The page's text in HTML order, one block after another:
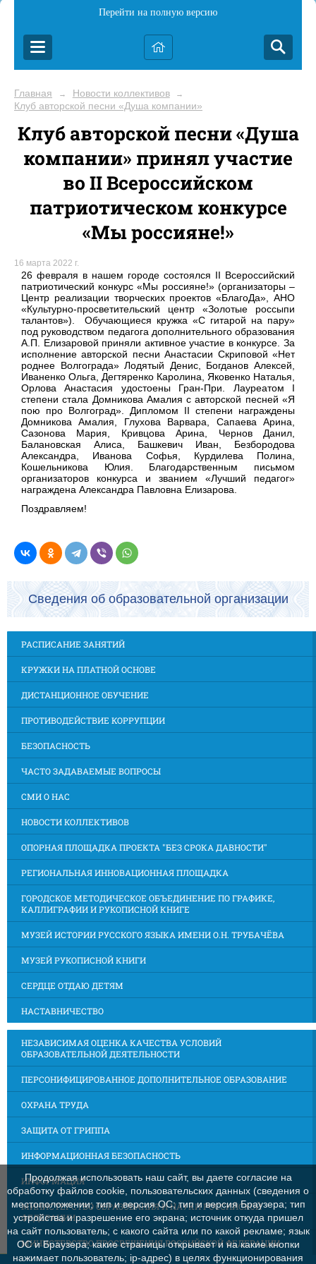
Перейти на полную версию
Главная → Новости коллективов →
Клуб авторской песни «Душа компании»
Клуб авторской песни «Душа
компании» принял участие
во II Всероссийском
патриотическом конкурсе
«Мы россияне!»
16 марта 2022 г.
26 февраля в нашем городе состоялся II Всероссийский
патриотический конкурс «Мы россияне!» (организаторы –
Центр реализации творческих проектов «БлагоДа», АНО
«Культурно-просветительский центр «Золотые россыпи
талантов»). Обучающиеся кружка «С гитарой на пару»
под руководством педагога дополнительного образования
А.П. Елизаровой приняли активное участие в конкурсе. За
исполнение авторской песни Анастасии Скриповой «Нет
роднее Волгограда» Лодятый Денис, Богданов Алексей,
Иваненко Ольга, Дегтяренко Каролина, Яковенко Наталья,
Орлова Анастасия удостоены Гран-При. Лауреатом I
степени стала Домникова Амалия с авторской песней «Я
пою про Волгоград». Дипломом II степени награждены
Домникова Амалия, Глухова Варвара, Сапаева Арина,
Сазонова Мария, Кривцова Арина, Чернов Данил,
Балановская Алиса, Башкевич Иван, Безбородова
Александра, Иванова Софья, Курдилева Полина,
Кошельникова Юлия. Благодарственным письмом
организаторов конкурса и званием «Лучший педагог»
награждена Александра Павловна Елизарова.
Поздравляем!
Сведения об образовательной организации
РАСПИСАНИЕ ЗАНЯТИЙ
КРУЖКИ НА ПЛАТНОЙ ОСНОВЕ
ДИСТАНЦИОННОЕ ОБУЧЕНИЕ
ПРОТИВОДЕЙСТВИЕ КОРРУПЦИИ
БЕЗОПАСНОСТЬ
ЧАСТО ЗАДАВАЕМЫЕ ВОПРОСЫ
СМИ О НАС
НОВОСТИ КОЛЛЕКТИВОВ
ОПОРНАЯ ПЛОЩАДКА ПРОЕКТА "БЕЗ СРОКА ДАВНОСТИ"
РЕГИОНАЛЬНАЯ ИННОВАЦИОННАЯ ПЛОЩАДКА
ГОРОДСКОЕ МЕТОДИЧЕСКОЕ ОБЪЕДИНЕНИЕ ПО ГРАФИКЕ,
КАЛЛИГРАФИИ И РУКОПИСНОЙ КНИГЕ
МУЗЕЙ ИСТОРИИ РУССКОГО ЯЗЫКА ИМЕНИ О.Н. ТРУБАЧЁВА
МУЗЕЙ РУКОПИСНОЙ КНИГИ
СЕРДЦЕ ОТДАЮ ДЕТЯМ
НАСТАВНИЧЕСТВО
НЕЗАВИСИМАЯ ОЦЕНКА КАЧЕСТВА УСЛОВИЙ
ОБРАЗОВАТЕЛЬНОЙ ДЕЯТЕЛЬНОСТИ
ПЕРСОНИФИЦИРОВАННОЕ ДОПОЛНИТЕЛЬНОЕ ОБРАЗОВАНИЕ
ОХРАНА ТРУДА
ЗАЩИТА ОТ ГРИППА
ИНФОРМАЦИОННАЯ БЕЗОПАСНОСТЬ
ИНФОРМАЦИЯ
МИНИСТЕРСТВО ОБРАЗОВАНИЯ И НАУКИ РОССИЙСКОЙ
ФЕДЕРАЦИИ
МИНИСТЕРСТВО ПРОСВЕЩЕНИЯ РОССИЙСКОЙ ФЕДЕРАЦИИ
Продолжая использовать наш сайт, вы даете согласие на
обработку файлов cookie, пользовательских данных (сведения о
местоположении; тип и версия ОС; тип и версия Браузера; тип
устройства и разрешение его экрана; источник откуда пришел
на сайт пользователь; с какого сайта или по какой рекламе; язык
ОС и Браузера; какие страницы открывает и на какие кнопки
нажимает пользователь; ip-адрес) в целях функционирования